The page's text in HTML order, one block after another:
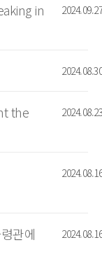
in
2024.09.27
2024.08.30
the
2024.08.23
2024.08.16
관에
2024.08.16